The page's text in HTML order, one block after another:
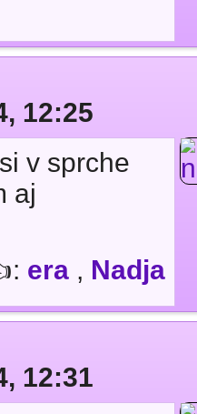
12:25
v sprche
aj
era , Nadja
12:31